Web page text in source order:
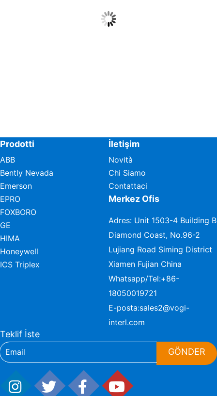
Prodotti
ABB
Bently Nevada
Emerson
EPRO
FOXBORO
GE
HIMA
Honeywell
ICS Triplex
İletişim
Novità
Chi Siamo
Contattaci
Merkez Ofis
Adres: Unit 1503-4 Building B
Diamond Coast, No.96-2
Lujiang Road Siming District
Xiamen Fujian China
Whatsapp/Tel:+86-
18050019721
E-posta:sales2@vogi-
interl.com
Teklif İste
GÖNDER